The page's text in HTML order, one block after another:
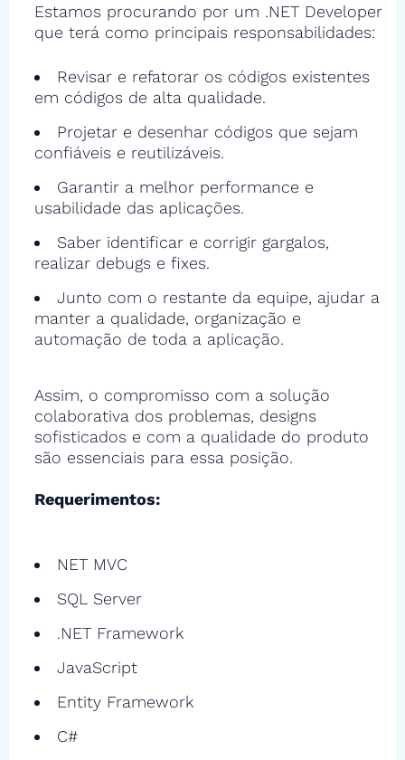
Estamos procurando por um .NET Developer
que terá como principais responsabilidades:
Revisar e refatorar os códigos existentes
em códigos de alta qualidade.
Projetar e desenhar códigos que sejam
confiáveis e reutilizáveis.
Garantir a melhor performance e
usabilidade das aplicações.
Saber identificar e corrigir gargalos,
realizar debugs e fixes.
Junto com o restante da equipe, ajudar a
manter a qualidade, organização e
automação de toda a aplicação.
Assim, o compromisso com a solução
colaborativa dos problemas, designs
sofisticados e com a qualidade do produto
são essenciais para essa posição.
Requerimentos:
NET MVC
SQL Server
.NET Framework
JavaScript
Entity Framework
C#